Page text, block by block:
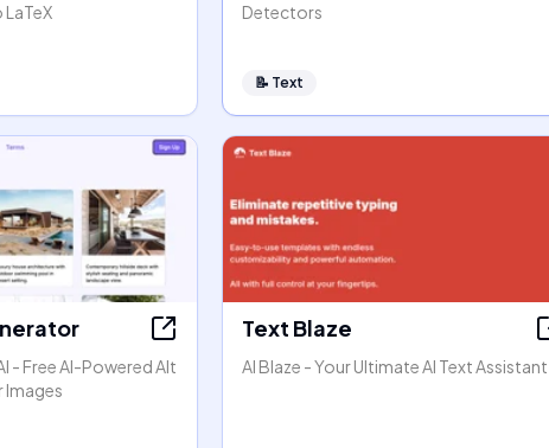
Detectors
📝 Text
- Free AI-Powered Alt
Images
Text Blaze
AI Blaze - Your Ultimate AI Text Assistant